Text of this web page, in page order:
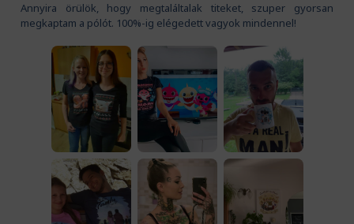
Annyira örülök, hogy megtaláltalak titeket, szuper gyorsan
megkaptam a pólót. 100%-ig elégedett vagyok mindennel!